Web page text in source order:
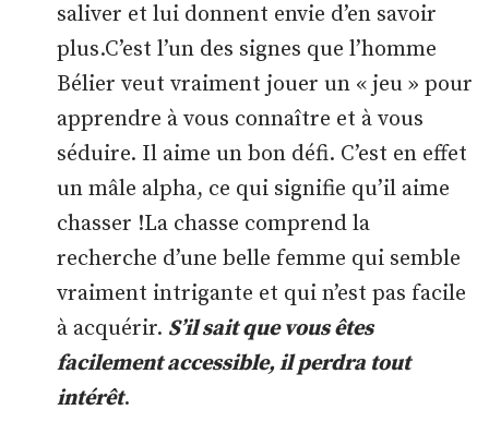
saliver et lui donnent envie d’en savoir
plus.C’est l’un des signes que l’homme
Bélier veut vraiment jouer un « jeu » pour
apprendre à vous connaître et à vous
séduire. Il aime un bon défi. C’est en effet
un mâle alpha, ce qui signifie qu’il aime
chasser !La chasse comprend la
recherche d’une belle femme qui semble
vraiment intrigante et qui n’est pas facile
à acquérir. S’il sait que vous êtes
facilement accessible, il perdra tout
intérêt.